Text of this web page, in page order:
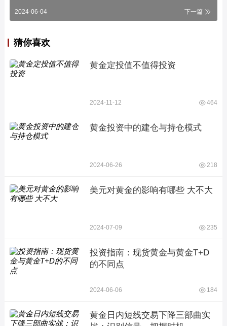
2024-06-04 下一篇
猜你喜欢
黄金定投值不值得投资
2024-11-12 464
黄金投资中的建仓与持仓模式
2024-06-26 218
美元对黄金的影响有哪些 大不大
2024-07-09 235
投资指南：现货黄金与黄金T+D
的不同点
2024-06-06 184
黄金日内短线交易下降三部曲实